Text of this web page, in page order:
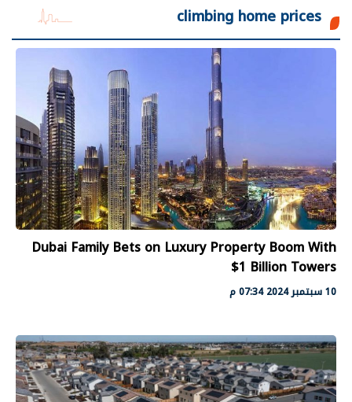
climbing home prices
Dubai Family Bets on Luxury Property Boom With
$1 Billion Towers
10 سبتمبر 2024 07:34 م